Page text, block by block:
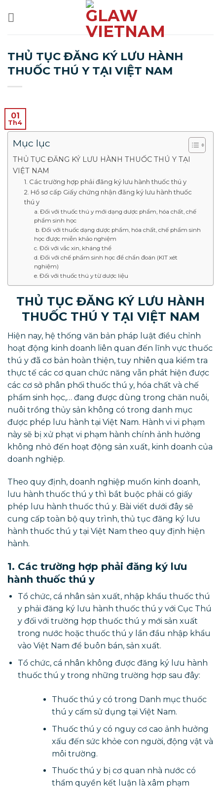
THỦ TỤC ĐĂNG KÝ LƯU HÀNH
THUỐC THÚ Y TẠI VIỆT NAM
01
Th4
Mục lục
THỦ TỤC ĐĂNG KÝ LƯU HÀNH THUỐC THÚ Y TẠI
VIỆT NAM
1. Các trường hợp phải đăng ký lưu hành thuốc thú y
2. Hồ sơ cấp Giấy chứng nhận đăng ký lưu hành thuốc
thú y
a. Đối với thuốc thú y mới dạng dược phẩm, hóa chất, chế
phẩm sinh học
b. Đối với thuốc dạng dược phẩm, hóa chất, chế phẩm sinh
học được miễn khảo nghiệm
c. Đối với vắc xin, kháng thể
d. Đối với chế phẩm sinh học để chẩn đoán (KIT xét
nghiệm)
e. Đối với thuốc thú y từ dược liệu
THỦ TỤC ĐĂNG KÝ LƯU HÀNH
THUỐC THÚ Y TẠI VIỆT NAM
Hiện nay, hệ thống văn bản pháp luật điều chỉnh
hoạt động kinh doanh liên quan đến lĩnh vực thuốc
thú y đã cơ bản hoàn thiện, tuy nhiên qua kiểm tra
thực tế các cơ quan chức năng vẫn phát hiện được
các cơ sở phân phối thuốc thú y, hóa chất và chế
phẩm sinh học,… đang được dùng trong chăn nuôi,
nuôi trồng thủy sản không có trong danh mục
được phép lưu hành tại Việt Nam. Hành vi vi phạm
này sẽ bị xử phạt vi phạm hành chính ảnh hưởng
không nhỏ đến hoạt động sản xuất, kinh doanh của
doanh nghiệp.
Theo quy định, doanh nghiệp muốn kinh doanh,
lưu hành thuốc thú y thì bắt buộc phải có giấy
phép lưu hành thuốc thú y. Bài viết dưới đây sẽ
cung cấp toàn bộ quy trình, thủ tục đăng ký lưu
hành thuốc thú y tại Việt Nam theo quy định hiện
hành.
1. Các trường hợp phải đăng ký lưu
hành thuốc thú y
Tổ chức, cá nhân sản xuất, nhập khẩu thuốc thú
y phải đăng ký lưu hành thuốc thú y với Cục Thú
y đối với trường hợp thuốc thú y mới sản xuất
trong nước hoặc thuốc thú y lần đầu nhập khẩu
vào Việt Nam để buôn bán, sản xuất.
Tổ chức, cá nhân không được đăng ký lưu hành
thuốc thú y trong những trường hợp sau đây:
Thuốc thú y có trong Danh mục thuốc
thú y cấm sử dụng tại Việt Nam.
Thuốc thú y có nguy cơ cao ảnh hưởng
xấu đến sức khỏe con người, động vật và
môi trường.
Thuốc thú y bị cơ quan nhà nước có
thẩm quyền kết luận là xâm phạm